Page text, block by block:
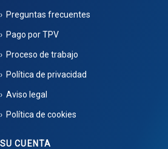
Preguntas frecuentes
Pago por TPV
Proceso de trabajo
Política de privacidad
Aviso legal
Política de cookies
SU CUENTA